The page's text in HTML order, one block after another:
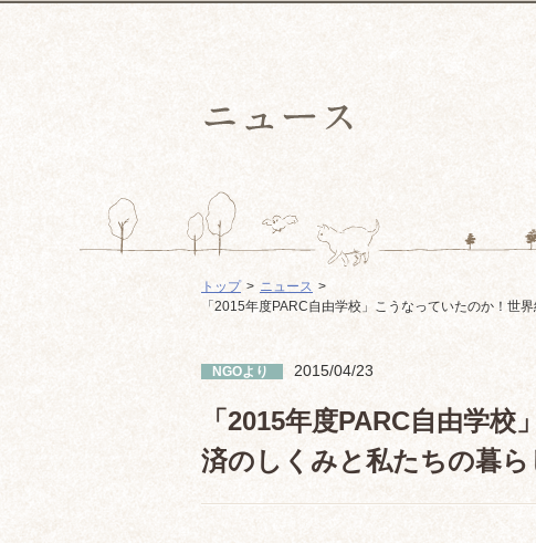
トップ
ニュース
「2015年度PARC自由学校」こうなっていたのか！
NGOより 2015/04/23
「2015年度PARC自由学
済のしくみと私たちの暮